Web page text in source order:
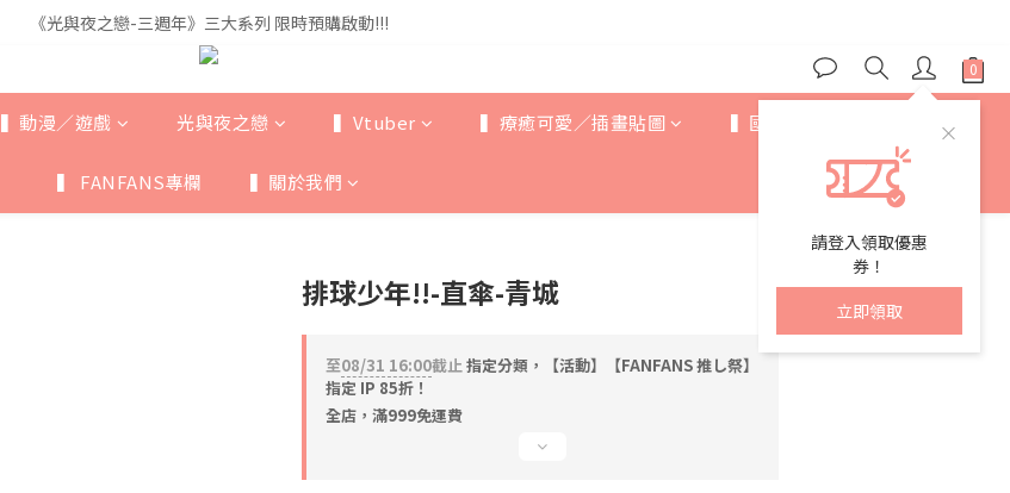
《光與夜之戀-三週年》三大系列 限時預購啟動!!!
《光與夜之戀-三週年》三大系列 限時預購啟動!!!
全館滿$999即享免運🚛
《光與夜之戀-三週年》三大系列 限時預購啟動!!!
請登入領取優惠
券！
立即領取
▍動漫／遊戲 光與夜之戀 ▍Vtuber ▍療癒可愛／插畫貼圖 ▍國際IP ▍歐美卡通
▍ FANFANS專欄 ▍關於我們
排球少年!!-直傘-青城
至08/31 16:00截止指定分類，【活動】【FANFANS 推し祭】
指定 IP 85折！
全店，滿999免運費